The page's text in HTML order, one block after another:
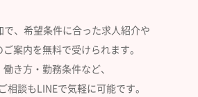
で、希望条件に合った求人紹介や
案内を無料で受けられます。
き方・勤務条件など、
相談もLINEで気軽に可能です。